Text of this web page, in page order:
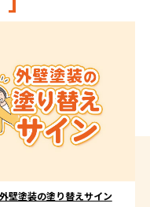
外壁塗装の塗り替えサイン